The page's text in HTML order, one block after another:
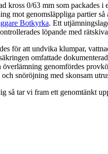
kross 0/63 mm som
mot genomsläppliga partier
Botkyrka. Ett
löpande med
för att undvika klumpar,
omfattade
genomfördes
snöröjning med skonsam
så tar vi fram ett genomtänkt